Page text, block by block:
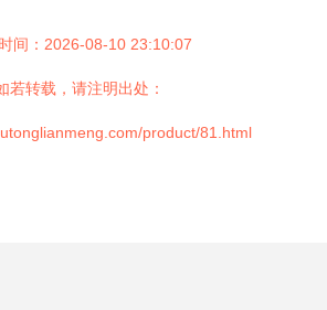
间：2026-08-10 23:10:07
若转载，请注明出处：
product/81.html